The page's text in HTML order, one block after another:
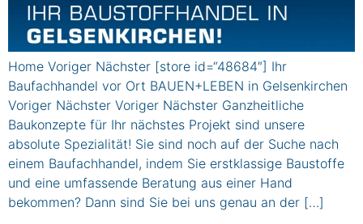
Home Voriger Nächster [store id=“48684″] Ihr
Baufachhandel vor Ort BAUEN+LEBEN in Gelsenkirchen
Voriger Nächster Voriger Nächster Ganzheitliche
Baukonzepte für Ihr nächstes Projekt sind unsere
absolute Spezialität! Sie sind noch auf der Suche nach
einem Baufachhandel, indem Sie erstklassige Baustoffe
und eine umfassende Beratung aus einer Hand
bekommen? Dann sind Sie bei uns genau an der […]